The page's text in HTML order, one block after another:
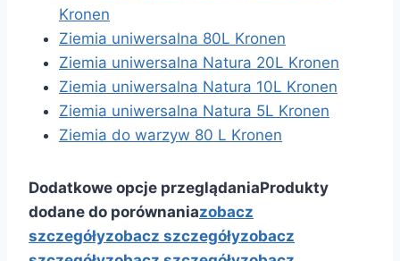
Kronen
Ziemia uniwersalna 80L Kronen
Ziemia uniwersalna Natura 20L Kronen
Ziemia uniwersalna Natura 10L Kronen
Ziemia uniwersalna Natura 5L Kronen
Ziemia do warzyw 80 L Kronen
Dodatkowe opcje przeglądaniaProdukty
dodane do porównaniazobacz
szczegółyzobacz szczegółyzobacz